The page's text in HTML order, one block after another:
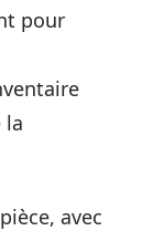
pour
la
avec